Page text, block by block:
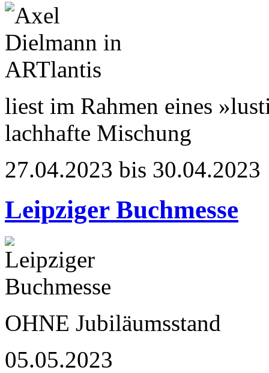
liest im Rahmen eines
lachhafte Mischung
27.04.2023 bis 30.04.2023
Leipziger Buchmesse
OHNE Jubiläumsstand
05.05.2023